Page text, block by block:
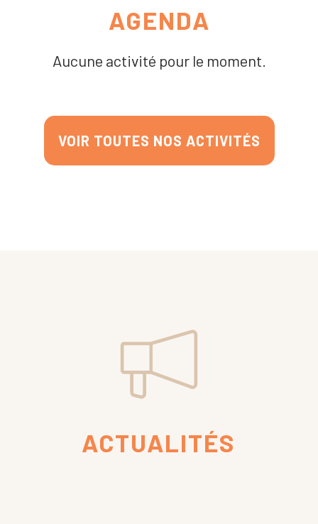
AGENDA
Aucune activité pour le moment.
VOIR TOUTES NOS ACTIVITÉS
ACTUALITÉS